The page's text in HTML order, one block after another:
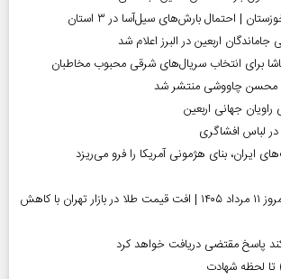
اربعین در البرز اعلام شد
برای انتخاب سریال‌های شرقی محبوب مخاطبان
» محسن چاووشی منتشر شد
جهانی اربعین
در لباس افشاگری
ایران، بنای هژمونی آمریکا را فرو می‌ریزد
قیمت طلا و سکه امروز ۱۱ مرداد ۱۴۰۵ | افت قیمت طلا در بازار تهران با کاهش
پاسخ مقتضی دریافت خواهد کرد
لحظه شهادت